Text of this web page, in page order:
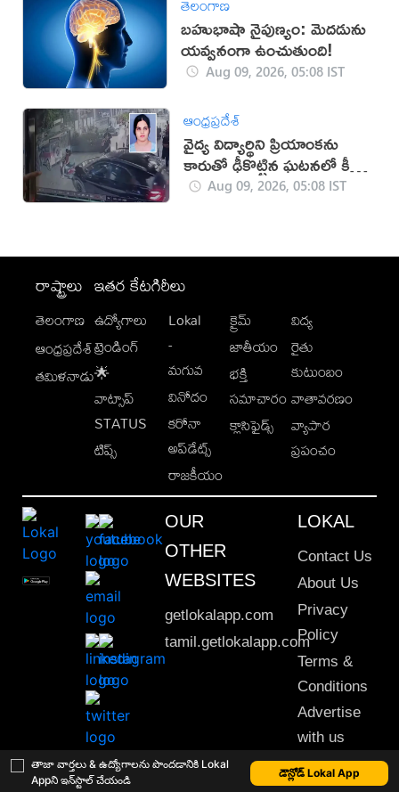
తాజా వార్తలు & ఉద్యోగాలను పొందడానికి Lokal
Appని ఇన్‌స్టాల్ చేయండి
డౌన్లోడ్ Lokal App
తెలంగాణ
బహుభాషా నైపుణ్యం: మెదడును
యవ్వనంగా ఉంచుతుంది!
Aug 09, 2026, 05:08 IST
ఆంధ్రప్రదేశ్
వైద్య విద్యార్థిని ప్రియాంకను
కారుతో ఢీకొట్టిన ఘటనలో కీలక
పరిణామం
Aug 09, 2026, 05:08 IST
రాష్ట్రాలు
తెలంగాణ
ఆంధ్రప్రదేశ్
తమిళనాడు
ఇతర కేటగిరీలు
ఉద్యోగాలు
ట్రెండింగ్
🌟
వాట్సాప్
STATUS
టిప్స్
Lokal
-
మగువ
వినోదం
కరోనా
అప్‌డేట్స్
రాజకీయం
క్రైమ్
జాతీయం
భక్తి
సమాచారం
క్లాసిఫైడ్స్
విద్య
రైతు
కుటుంబం
వాతావరణం
వ్యాపార
ప్రపంచం
OUR
OTHER
WEBSITES
getlokalapp.com
tamil.getlokalapp.com
LOKAL
Contact Us
About Us
Privacy
Policy
Terms &
Conditions
Advertise
with us
Sitemap
This material may not be published, transmitted, rewritten or redistributed. © 2020 Lokal App. All rights reserved.